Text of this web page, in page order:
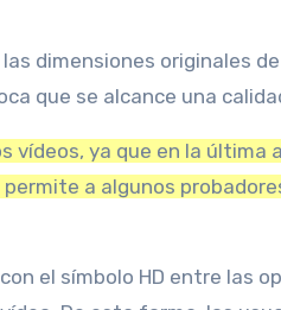
dimensiones originales
que se alcance una
vídeos, ya que en la
a algunos
el símbolo HD entre las